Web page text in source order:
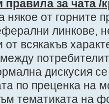
правила за чата /
някое от горните
линкове,
всякакъв
дискусия
по преценка на
тематиката на